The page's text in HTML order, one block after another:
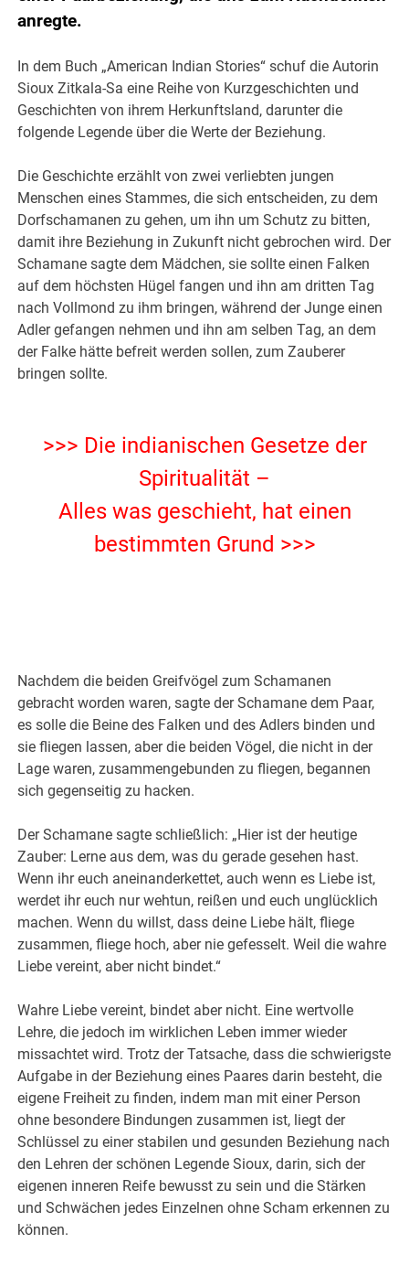
anregte.
In dem Buch „American Indian Stories“ schuf die Autorin
Sioux Zitkala-Sa eine Reihe von Kurzgeschichten und
Geschichten von ihrem Herkunftsland, darunter die
folgende Legende über die Werte der Beziehung.
Die Geschichte erzählt von zwei verliebten jungen
Menschen eines Stammes, die sich entscheiden, zu dem
Dorfschamanen zu gehen, um ihn um Schutz zu bitten,
damit ihre Beziehung in Zukunft nicht gebrochen wird. Der
Schamane sagte dem Mädchen, sie sollte einen Falken
auf dem höchsten Hügel fangen und ihn am dritten Tag
nach Vollmond zu ihm bringen, während der Junge einen
Adler gefangen nehmen und ihn am selben Tag, an dem
der Falke hätte befreit werden sollen, zum Zauberer
bringen sollte.
>>> Die indianischen Gesetze der
Spiritualität –
Alles was geschieht, hat einen
bestimmten Grund >>>
Nachdem die beiden Greifvögel zum Schamanen
gebracht worden waren, sagte der Schamane dem Paar,
es solle die Beine des Falken und des Adlers binden und
sie fliegen lassen, aber die beiden Vögel, die nicht in der
Lage waren, zusammengebunden zu fliegen, begannen
sich gegenseitig zu hacken.
Der Schamane sagte schließlich: „Hier ist der heutige
Zauber: Lerne aus dem, was du gerade gesehen hast.
Wenn ihr euch aneinanderkettet, auch wenn es Liebe ist,
werdet ihr euch nur wehtun, reißen und euch unglücklich
machen. Wenn du willst, dass deine Liebe hält, fliege
zusammen, fliege hoch, aber nie gefesselt. Weil die wahre
Liebe vereint, aber nicht bindet.“
Wahre Liebe vereint, bindet aber nicht. Eine wertvolle
Lehre, die jedoch im wirklichen Leben immer wieder
missachtet wird. Trotz der Tatsache, dass die schwierigste
Aufgabe in der Beziehung eines Paares darin besteht, die
eigene Freiheit zu finden, indem man mit einer Person
ohne besondere Bindungen zusammen ist, liegt der
Schlüssel zu einer stabilen und gesunden Beziehung nach
den Lehren der schönen Legende Sioux, darin, sich der
eigenen inneren Reife bewusst zu sein und die Stärken
und Schwächen jedes Einzelnen ohne Scham erkennen zu
können.